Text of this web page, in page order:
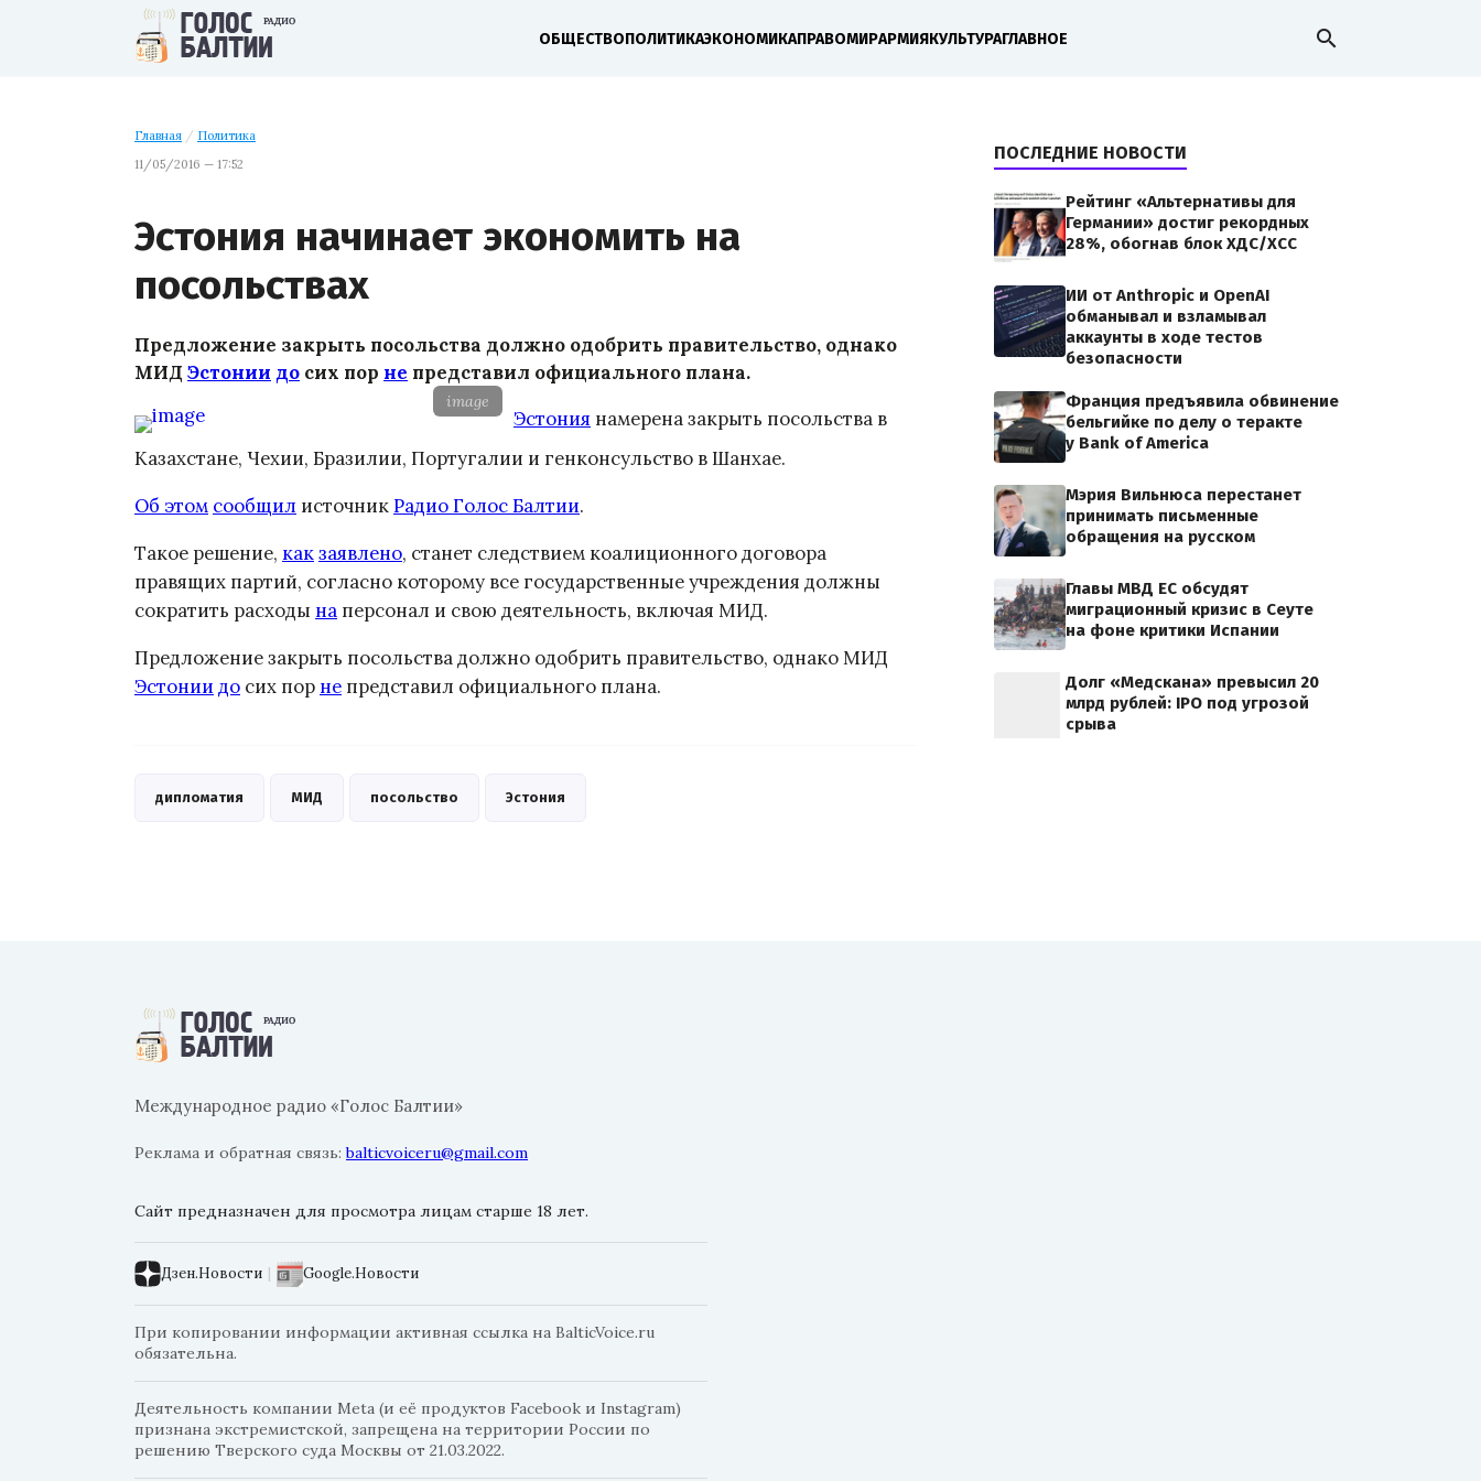
ОБЩЕСТВОПОЛИТИКАЭКОНОМИКАПРАВОМИРАРМИЯКУЛЬТУРАГЛАВНОЕ search
Главная / Политика
11/05/2016 — 17:52
Эстония начинает экономить на
посольствах
Предложение закрыть посольства должно одобрить правительство, однако
МИД Эстонии до сих пор не представил официального плана.
image
Эстония намерена закрыть посольства в
Казахстане, Чехии, Бразилии, Португалии и генконсульство в Шанхае.
Об этом сообщил источникРадио Голос Балтии.
Такое решение, какзаявлено, станет следствием коалиционного договора
правящих партий, согласно которому все государственные учреждения должны
сократить расходы на персонал и свою деятельность, включая МИД.
Предложение закрыть посольства должно одобрить правительство, однако МИД
Эстонии до сих пор не представил официального плана.
дипломатия МИД посольство Эстония
ПОСЛЕДНИЕ НОВОСТИ
Рейтинг «Альтернативы для
Германии» достиг рекордных
28%, обогнав блок ХДС/ХСС
ИИ от Anthropic и OpenAI
обманывал и взламывал
аккаунты в ходе тестов
безопасности
Франция предъявила обвинение
бельгийке по делу о теракте
у Bank of America
Мэрия Вильнюса перестанет
принимать письменные
обращения на русском
Главы МВД ЕС обсудят
миграционный кризис в Сеуте
на фоне критики Испании
Долг «Медскана» превысил 20
млрд рублей: IPO под угрозой
срыва
Международное радио «Голос Балтии»
Реклама и обратная связь:balticvoiceru@gmail.com
Сайт предназначен для просмотра лицам старше 18 лет.
Дзен.Новости | Google.Новости
При копировании информации активная ссылка на BalticVoice.ru
обязательна.
Деятельность компании Meta (и её продуктов Facebook и Instagram)
признана экстремистской, запрещена на территории России по
решению Тверского суда Москвы от 21.03.2022.